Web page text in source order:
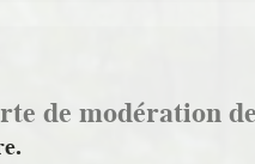
de modération